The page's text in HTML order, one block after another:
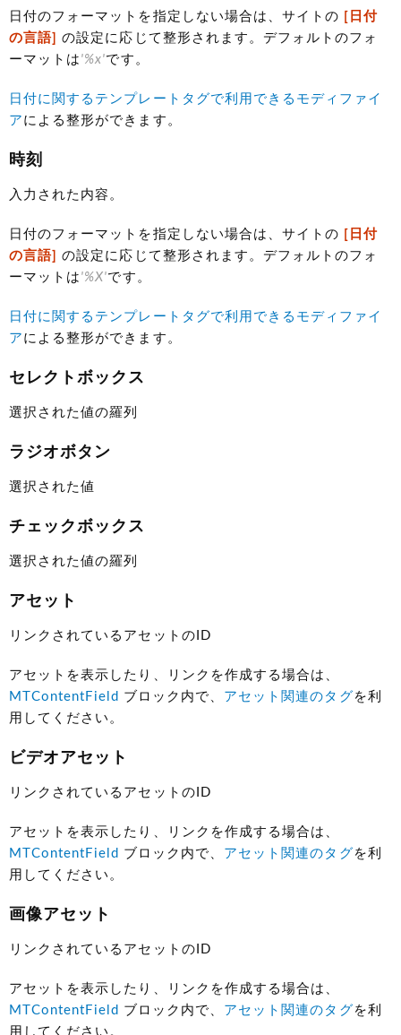
日付のフォーマットを指定しない場合は、サイトの [日付
の言語] の設定に応じて整形されます。デフォルトのフォ
ーマットは '%x'です。
日付に関するテンプレートタグで利用できるモディファイ
ア による整形ができます。
時刻
入力された内容。
日付のフォーマットを指定しない場合は、サイトの [日付
の言語] の設定に応じて整形されます。デフォルトのフォ
ーマットは '%X'です。
日付に関するテンプレートタグで利用できるモディファイ
ア による整形ができます。
セレクトボックス
選択された値の羅列
ラジオボタン
選択された値
チェックボックス
選択された値の羅列
アセット
リンクされているアセットのID
アセットを表示したり、リンクを作成する場合は、
MTContentField ブロック内で、 アセット関連のタグ を利
用してください。
ビデオアセット
リンクされているアセットのID
アセットを表示したり、リンクを作成する場合は、
MTContentField ブロック内で、 アセット関連のタグ を利
用してください。
画像アセット
リンクされているアセットのID
アセットを表示したり、リンクを作成する場合は、
MTContentField ブロック内で、 アセット関連のタグ を利
用してください。